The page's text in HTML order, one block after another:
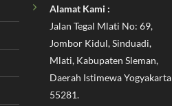
Alamat Kami :
Jalan Tegal Mlati No: 69,
Jombor Kidul, Sinduadi,
Mlati, Kabupaten Sleman,
Daerah Istimewa Yogyakarta
55281.